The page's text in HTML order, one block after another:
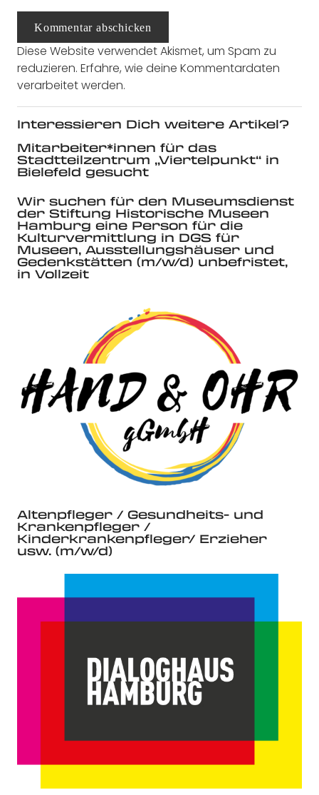
Kommentar abschicken
Diese Website verwendet Akismet, um Spam zu
reduzieren. Erfahre, wie deine Kommentardaten
verarbeitet werden.
Interessieren Dich weitere Artikel?
Mitarbeiter*innen für das
Stadtteilzentrum „Viertelpunkt“ in
Bielefeld gesucht
Wir suchen für den Museumsdienst
der Stiftung Historische Museen
Hamburg eine Person für die
Kulturvermittlung in DGS für
Museen, Ausstellungshäuser und
Gedenkstätten (m/w/d) unbefristet,
in Vollzeit
Altenpfleger / Gesundheits- und
Krankenpfleger /
Kinderkrankenpfleger/ Erzieher
usw. (m/w/d)